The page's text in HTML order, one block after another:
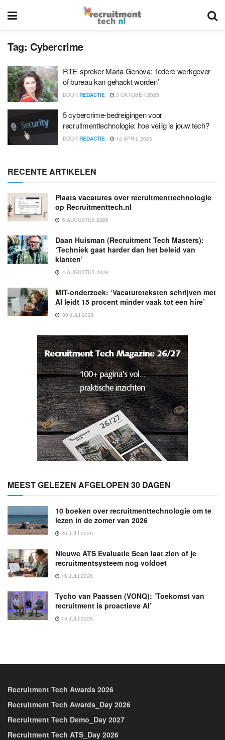
Tag: Cybercrime
RTE-spreker Maria Genova: ‘Iedere werkgever
of bureau kan gehackt worden’
DOOR REDACTIE 3 OKTOBER 2023
5 cybercrime-bedreigingen voor
recruitmenttechnologie: hoe veilig is jouw tech?
DOOR REDACTIE 12 APRIL 2023
RECENTE ARTIKELEN
Plaats vacatures over recruitmenttechnologie
op Recruitmenttech.nl
6 AUGUSTUS 2026
Daan Huisman (Recruitment Tech Masters):
‘Techniek gaat harder dan het beleid van
klanten’
4 AUGUSTUS 2026
MIT-onderzoek: ‘Vacatureteksten schrijven met
AI leidt 15 procent minder vaak tot een hire’
30 JULI 2026
MEEST GELEZEN AFGELOPEN 30 DAGEN
10 boeken over recruitmenttechnologie om te
lezen in de zomer van 2026
20 JULI 2026
Nieuwe ATS Evaluatie Scan laat zien of je
recruitmentsysteem nog voldoet
16 JULI 2026
Tycho van Paassen (VONQ): ‘Toekomst van
recruitment is proactieve AI’
13 JULI 2026
Recruitment Tech Awards 2026
Recruitment Tech Awards_Day 2026
Recruitment Tech Demo_Day 2027
Recruitment Tech ATS_Day 2026